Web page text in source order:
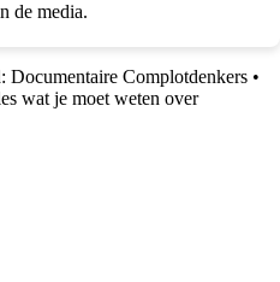
de media.
Documentaire Complotdenkers •
wat je moet weten over